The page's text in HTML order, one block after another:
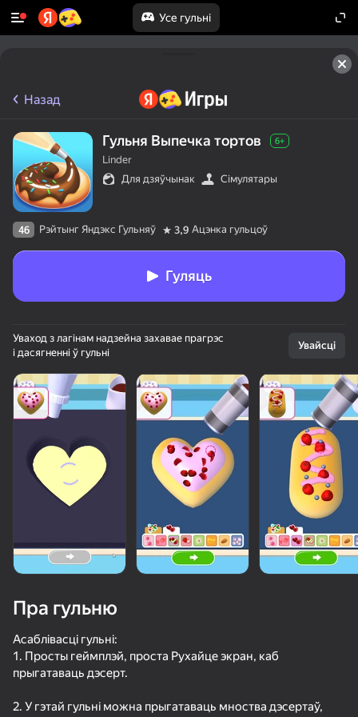
Усе гульні
Cookie Clicker
Стреляй по бутылкам
Apple Worm
Копатель
Назад
Гульня Выпечка тортов 6+
Linder
Для дзяўчынак
Сімулятары
46 Рэйтынг Яндэкс Гульняў 3,9 Ацэнка гульцоў
Гуляць
Уваход з лагінам надзейна захавае прагрэс
і дасягненні ў гульні
Увайсці
Пра гульню
Асаблівасці гульні:
1. Просты геймплэй, проста Рухайце экран, каб
прыгатаваць дэсерт.
2. У гэтай гульні можна прыгатаваць мноства дэсертаў,